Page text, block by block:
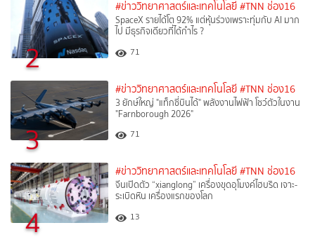
2
#ข่าววิทยาศาสตร์และเทคโนโลยี #TNN ช่อง16
SpaceX รายได้โต 92% แต่หุ้นร่วงเพราะทุ่มกับ AI มาก
ไป มีธุรกิจเดียวที่ได้กำไร ?
71
3
#ข่าววิทยาศาสตร์และเทคโนโลยี #TNN ช่อง16
3 ยักษ์ใหญ่ "แท็กซี่บินได้" พลังงานไฟฟ้า โชว์ตัวในงาน
"Farnborough 2026"
71
4
#ข่าววิทยาศาสตร์และเทคโนโลยี #TNN ช่อง16
จีนเปิดตัว “xianglong” เครื่องขุดอุโมงค์ไฮบริด เจาะ-
ระเบิดหิน เครื่องแรกของโลก
13